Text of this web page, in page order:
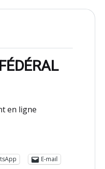
en ligne
E-mail